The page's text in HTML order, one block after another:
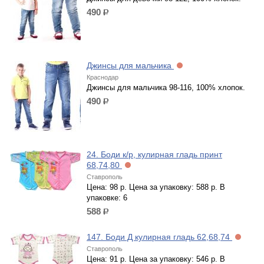
490 р.
Джинсы для мальчика
Краснодар
Джинсы для мальчика 98-116, 100% хлопок.
490 р.
24. Боди к/р, кулирная гладь принт
68,74,80
Ставрополь
Цена: 98 р. Цена за упаковку: 588 р. В
упаковке: 6
588 р.
147. Боди Д кулирная гладь 62,68,74
Ставрополь
Цена: 91 р. Цена за упаковку: 546 р. В